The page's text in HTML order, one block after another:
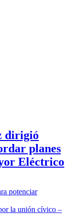
dirigió
planes
Eléctrico
potenciar
la unión cívico –